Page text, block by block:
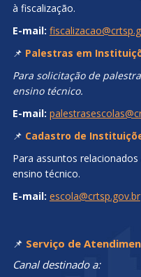
à fiscalização.
E-mail:
📌 Palestras em
Para solicitação de
ensino técnico.
E-mail:
📌 Cadastro de
Para assuntos
ensino técnico.
E-mail: escola@crtsp.gov.br
📌 Serviço de
Canal destinado a: